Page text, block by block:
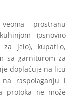
prostranu
(osnovno
jelo), kupatilo,
sa garniturom za
doplaćuje na licu
raspolaganju i
protoka ne može